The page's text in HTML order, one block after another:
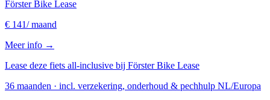
Förster Bike Lease
€ 141/ maand
Meer info →
Lease deze fiets all-inclusive bij Förster Bike Lease
36 maanden · incl. verzekering, onderhoud & pechhulp NL/Europa